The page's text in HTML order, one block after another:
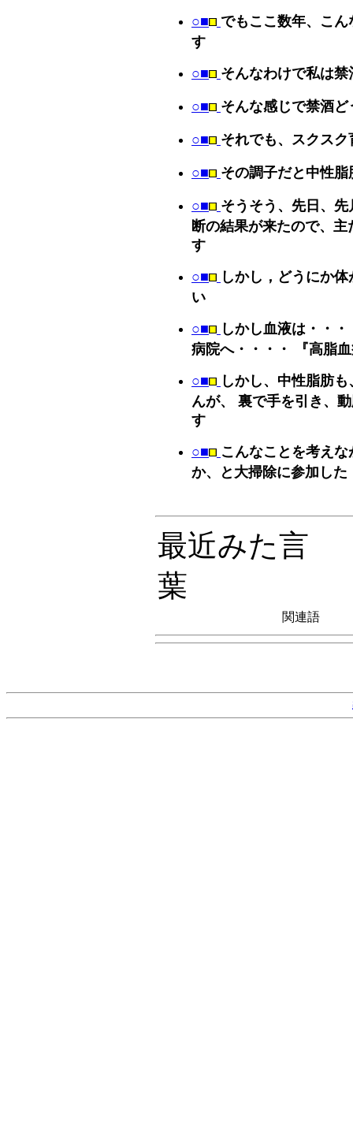
○■ でもここ数年、こ
す
○■ そんなわけで私は
○■ そんな感じで禁酒ど
○■ それでも、スクスク
○■ その調子だと中性
○■ そうそう、先日、
断の結果が来たので、
す
○■ しかし，どうにか
い
○■ しかし血液は・・
病院へ・・・・ 『高脂
○■ しかし、中性脂肪
んが、 裏で手を引き、
す
○■ こんなことを考え
か、と大掃除に参加した
最近みた言
葉
関連語